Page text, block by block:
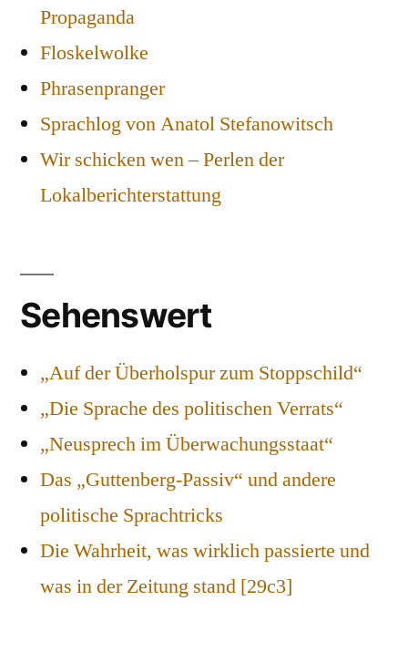
Propaganda
Floskelwolke
Phrasenpranger
Sprachlog von Anatol Stefanowitsch
Wir schicken wen – Perlen der
Lokalberichterstattung
Sehenswert
„Auf der Überholspur zum Stoppschild“
„Die Sprache des politischen Verrats“
„Neusprech im Überwachungsstaat“
Das „Guttenberg-Passiv“ und andere
politische Sprachtricks
Die Wahrheit, was wirklich passierte und
was in der Zeitung stand [29c3]